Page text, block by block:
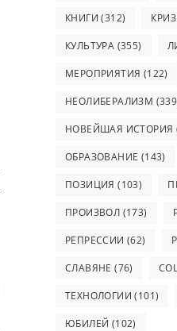
КНИГИ (312)
КУЛЬТУРА (355)
МЕРОПРИЯТИЯ (122)
НЕОЛИБЕРАЛИЗМ
НОВЕЙШАЯ ИСТОРИЯ
ОБРАЗОВАНИЕ (143)
ПОЗИЦИЯ (103)
ПРОИЗВОЛ (173)
РЕПРЕССИИ (62)
СЛАВЯНЕ (76)
ТЕХНОЛОГИИ (101)
ЮБИЛЕЙ (102)